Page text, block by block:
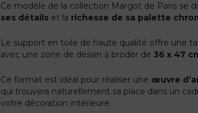
Ce modèle de la collection Margot de Paris se
ses détails et la richesse de sa palette
Le support en toile de haute qualité offre une
avec une zone de dessin à broder de 36 x 47
Ce format est idéal pour réaliser une œuvre
qui trouvera naturellement sa place dans un
votre décoration intérieure.